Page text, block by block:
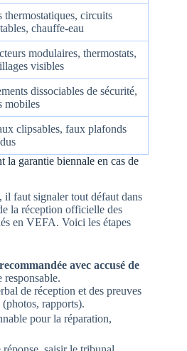
thermostatiques, circuits
chauffe-eau
modulaires, thermostats,
visibles
dissociables de sécurité,
mobiles
clipsables, faux plafonds
la garantie biennale en cas de
il faut signaler tout défaut dans
la réception officielle des
en VEFA. Voici les étapes
avec accusé de
responsable.
de réception et des preuves
rapports).
pour la réparation,